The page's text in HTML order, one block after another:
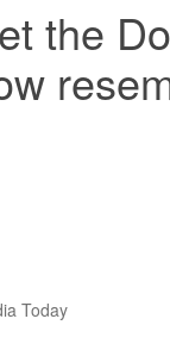
the
Today